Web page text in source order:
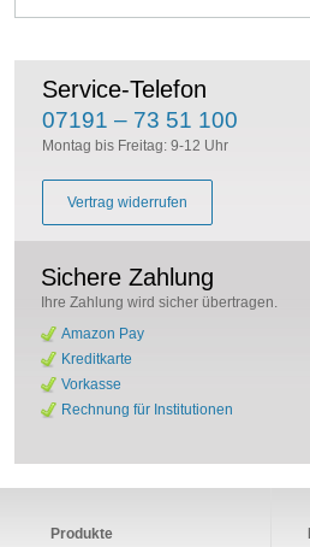
Service-Telefon
07191 – 73 51 100
Montag bis Freitag: 9-12 Uhr
Vertrag widerrufen
Sichere Zahlung
Ihre Zahlung wird sicher übertragen.
Amazon Pay
Kreditkarte
Vorkasse
Rechnung für Institutionen
Produkte